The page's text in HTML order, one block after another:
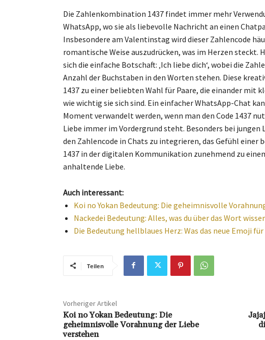
Die Zahlenkombination 1437 findet immer mehr
WhatsApp, wo sie als liebevolle Nachricht an einen
Insbesondere am Valentinstag wird dieser Zahlencode
romantische Weise auszudrücken, was im Herzen
sich die einfache Botschaft: ‚Ich liebe dich‘, wobei die
Anzahl der Buchstaben in den Worten stehen. Diese
1437 zu einer beliebten Wahl für Paare, die einander mit
wie wichtig sie sich sind. Ein einfacher WhatsApp-Chat
Moment verwandelt werden, wenn man den Code 1437
Liebe immer im Vordergrund steht. Besonders bei jungen
den Zahlencode in Chats zu integrieren, das Gefühl einer
1437 in der digitalen Kommunikation zunehmend zu
anhaltende Liebe.
Auch interessant:
Koi no Yokan Bedeutung: Die geheimnisvolle
Nackedei Bedeutung: Alles, was du über das Wort
Die Bedeutung hellblaues Herz: Was das neue Emoji
Teilen
Vorheriger Artikel
Koi no Yokan Bedeutung: Die
geheimnisvolle Vorahnung der Liebe
verstehen